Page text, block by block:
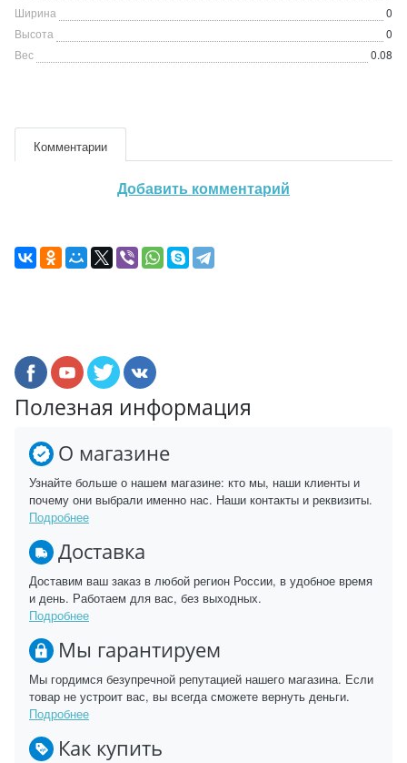
Ширина
0
Высота
0
Вес
0.08
Комментарии
Добавить комментарий
Полезная информация
О магазине
Узнайте больше о нашем магазине: кто мы, наши клиенты и
почему они выбрали именно нас. Наши контакты и реквизиты.
Подробнее
Доставка
Доставим ваш заказ в любой регион России, в удобное время
и день. Работаем для вас, без выходных.
Подробнее
Мы гарантируем
Мы гордимся безупречной репутацией нашего магазина. Если
товар не устроит вас, вы всегда сможете вернуть деньги.
Подробнее
Как купить